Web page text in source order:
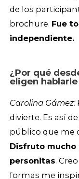
de los
brochure. Fue
independiente.
¿Por qué
eligen
Carolina Gámez:
divierte. Es así
público que me
Disfruto mucho
personitas.
formas me